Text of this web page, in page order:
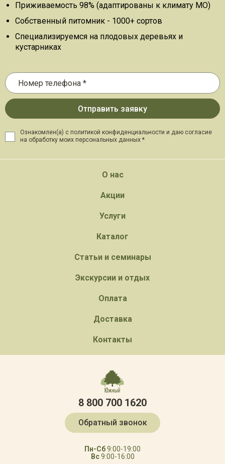
Приживаемость 98% (адаптированы к климату МО)
Собственный питомник - 1000+ сортов
Специализируемся на плодовых деревьях и
кустарниках
Ознакомлен(а) с политикой конфиденциальности и даю согласие
на обработку моих персональных данных *
О нас
Акции
Услуги
Каталог
Статьи и семинары
Экскурсии и отдых
Оплата
Доставка
Контакты
8 800 700 1620
Обратный звонок
Пн-Сб9:00-19:00
Вс9:00-16:00